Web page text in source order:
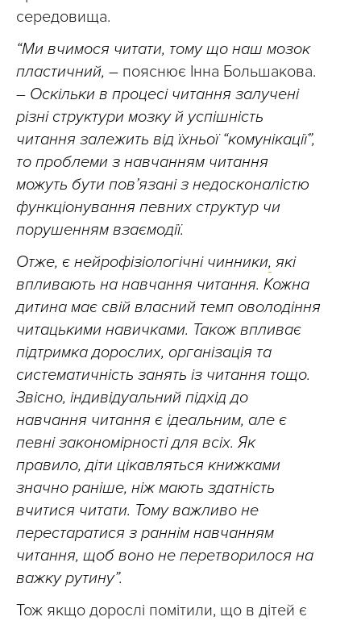
середовища.
“Ми вчимося читати, тому що наш мозок
пластичний, – пояснює Інна Большакова.
– Оскільки в процесі читання залучені
різні структури мозку й успішність
читання залежить від їхньої “комунікації”,
то проблеми з навчанням читання
можуть бути пов’язані з недосконалістю
функціонування певних структур чи
порушенням взаємодії.
Отже, є нейрофізіологічні чинники, які
впливають на навчання читання. Кожна
дитина має свій власний темп оволодіння
читацькими навичками. Також впливає
підтримка дорослих, організація та
систематичність занять із читання тощо.
Звісно, індивідуальний підхід до
навчання читання є ідеальним, але є
певні закономірності для всіх. Як
правило, діти цікавляться книжками
значно раніше, ніж мають здатність
вчитися читати. Тому важливо не
перестаратися з раннім навчанням
читання, щоб воно не перетворилося на
важку рутину”.
Тож якщо дорослі помітили, що в дітей є